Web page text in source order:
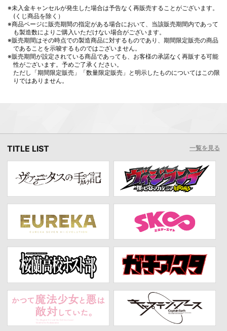
※未入金キャンセルが発生した場合は予告なく再販売することがございます。
(くじ商品を除く）
※商品ページに販売期間の指定がある場合において、当該販売期間内であって
も製造数によりご購入いただけない場合がございます。
※販売期間はその時点での製造商品に対するものであり、期間限定販売の商品
であることを示唆するものではございません。
※販売期間が設定されている商品であっても、お客様の承諾なく再販する可能
性がございます。予めご了承ください。
ただし「期間限定販売」「数量限定販売」と明示したものについてはこの限
りではありません。
TITLE LIST 一覧を見る